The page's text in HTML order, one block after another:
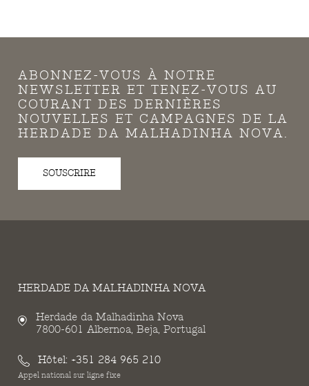
ABONNEZ-VOUS À NOTRE
NEWSLETTER ET TENEZ-VOUS AU
COURANT DES DERNIÈRES
NOUVELLES ET CAMPAGNES DE LA
HERDADE DA MALHADINHA NOVA.
SOUSCRIRE
HERDADE DA MALHADINHA NOVA
Herdade da Malhadinha Nova
7800-601 Albernoa, Beja, Portugal
Hôtel: +351 284 965 210
Appel national sur ligne fixe